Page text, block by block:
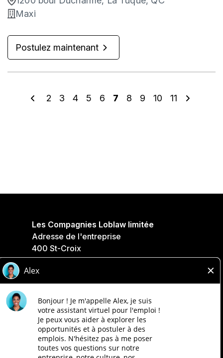
Maxi
Postulez maintenant
2 3 4 5 6 7 8 9 10 11
Les Compagnies Loblaw limitée
Adresse de l'entreprise
400 St-Croix
Saint-Laurent, QC
H4N 3K4
Politique de confidentialité
Légale
Accessibilité
Compagnies Loblaw